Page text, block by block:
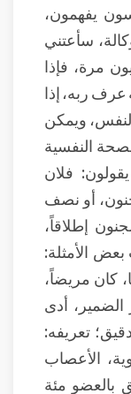
يفهمون،
سأعتني
مرة، فإذا
ربه، إذا
ويمكن
النفسية
فلان
أو نصف
إطلاقاً،
الأمثلة:
كان مريضاً،
أدى
تعريفه:
الأعصاب
بالعضو مئة